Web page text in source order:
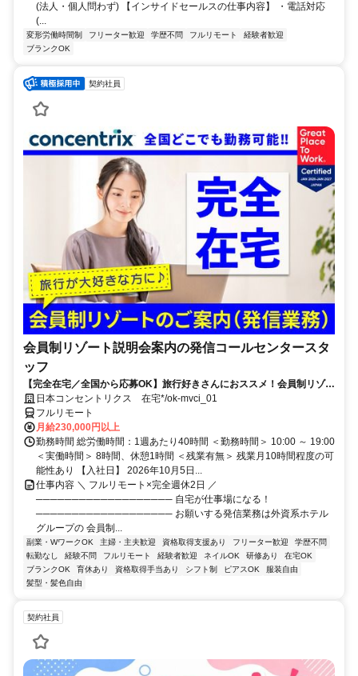
(法人・個人問わず) 【インサイドセールスの仕事内容】 ・電話対応
(...
変形労働時間制 フリーター歓迎 学歴不問 フルリモート
経験者歓迎
ブランクOK
契約社員
会員制リゾート説明会案内の発信コールセンタースタ
ッフ
【完全在宅／全国から応募OK】旅行好きさんにおススメ！会員制リゾー
トのご案内×テレワーク・リモートワーク◎月収34万円以上も可能！
日本コンセントリクス 在宅*/ok-mvci_01
フルリモート
月給230,000円以上
勤務時間 総労働時間：1週あたり40時間 ＜勤務時間＞ 10:00 ～ 19:00
＜実働時間＞ 8時間、休憩1時間 ＜残業有無＞ 残業月10時間程度の可
能性あり 【入社日】 2026年10月5日...
仕事内容 ＼ フルリモート×完全週休2日 ／
─────────────────── 自宅が仕事場になる！
─────────────────── お願いする発信業務は外資系ホテル
グループの 会員制...
副業・WワークOK 主婦・主夫歓迎 資格取得支援あり フリーター歓迎
学歴不問
転勤なし
経験不問 フルリモート 経験者歓迎 ネイルOK 研修あり
在宅OK
ブランクOK
育休あり 資格取得手当あり シフト制 ピアスOK
服装自由
髪型・髪色自由
契約社員